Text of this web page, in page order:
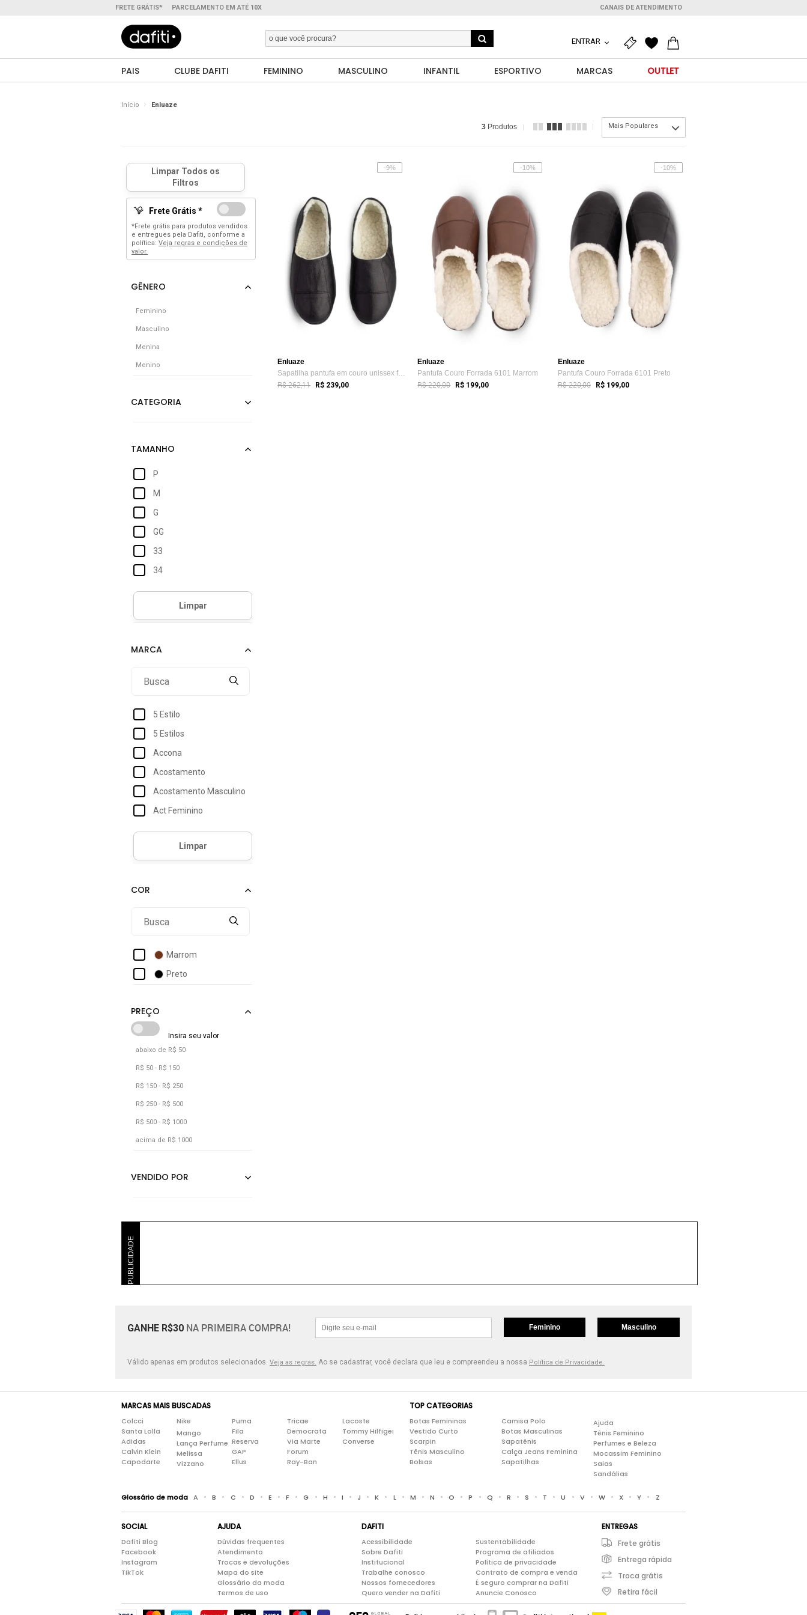
FRETE GRÁTIS* PARCELAMENTO EM ATÉ 10X CANAIS DE ATENDIMENTO
ENTRAR
PAIS CLUBE DAFITI FEMININO MASCULINO INFANTIL ESPORTIVO MARCAS OUTLET
Início Enluaze
3 Produtos Mais Populares
Frete Grátis *
*Frete grátis para produtos vendidos
e entregues pela Dafiti, conforme a
política: Veja regras e condições de
valor.
Feminino
Masculino
Menina
Menino
P
M
G
GG
33
34
35
38
40
5 Estilo
5 Estilos
Accona
Acostamento
Acostamento Masculino
Act Feminino
Activitta
Actvitta
Adidas Performance
Alleppo Jeans
Alpha Street Wear
Marrom
Preto
abaixo de R$ 50
R$ 50 - R$ 150
R$ 150 - R$ 250
R$ 250 - R$ 500
R$ 500 - R$ 1000
acima de R$ 1000
-9%
Enluaze
Sapatilha pantufa em couro unissex forra...
R$ 262,11 R$ 239,00
-10%
Enluaze
Pantufa Couro Forrada 6101 Marrom
R$ 220,00 R$ 199,00
-10%
Enluaze
Pantufa Couro Forrada 6101 Preto
R$ 220,00 R$ 199,00
PUBLICIDADE
GANHE R$30 NA PRIMEIRA COMPRA! Feminino Masculino
Válido apenas em produtos selecionados. Veja as regras. Ao se cadastrar, você declara que leu e compreendeu a nossa Política de Privacidade.
MARCAS MAIS BUSCADAS
Colcci
Santa Lolla
Adidas
Calvin Klein
Capodarte
Nike
Mango
Lança Perfume
Melissa
Vizzano
Puma
Fila
Reserva
GAP
Ellus
Tricae
Democrata
Via Marte
Forum
Ray-Ban
Lacoste
Tommy Hilfiger
Converse
TOP CATEGORIAS
Botas Femininas
Vestido Curto
Scarpin
Tênis Masculino
Bolsas
Camisa Polo
Botas Masculinas
Sapatênis
Calça Jeans Feminina
Sapatilhas
Ajuda
Tênis Feminino
Perfumes e Beleza
Mocassim Feminino
Saias
Sandálias
Glossário de moda A • B • C • D • E • F • G • H • I • J • K • L • M • N • O • P • Q • R • S • T • U • V • W • X • Y • Z
SOCIAL
Dafiti Blog
Facebook
Instagram
TikTok
AJUDA
Dúvidas frequentes
Atendimento
Trocas e devoluções
Mapa do site
Glossário da moda
Termos de uso
DAFITI
Acessibilidade
Sobre Dafiti
Institucional
Trabalhe conosco
Nossos fornecedores
Quero vender na Dafiti
Sustentabilidade
Programa de afiliados
Política de privacidade
Contrato de compra e venda
É seguro comprar na Dafiti
Anuncie Conosco
ENTREGAS
Frete grátis
Entrega rápida
Troca grátis
Retira fácil